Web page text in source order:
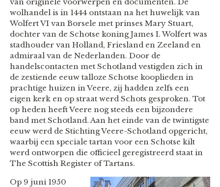
wolhandel is in 1444 ontstaan na het huwelijk van
Wolfert VI van Borsele met prinses Mary Stuart,
dochter van de Schotse koning James I. Wolfert was
stadhouder van Holland, Friesland en Zeeland en
admiraal van de Nederlanden. Door de
handelscontacten met Schotland vestigden zich in
de zestiende eeuw talloze Schotse kooplieden in
prachtige huizen in Veere, zij hadden zelfs een
eigen kerk en op straat werd Schots gesproken. Tot
op heden heeft Veere nog steeds een bijzondere
band met Schotland. Aan het einde van de twintigste
eeuw werd de Stichting Veere-Schotland opgericht,
waarbij een speciale tartan voor een Schotse kilt
werd ontworpen die officieel geregistreerd staat in
The Scottish Register of Tartans.
Op 9 juni 1950